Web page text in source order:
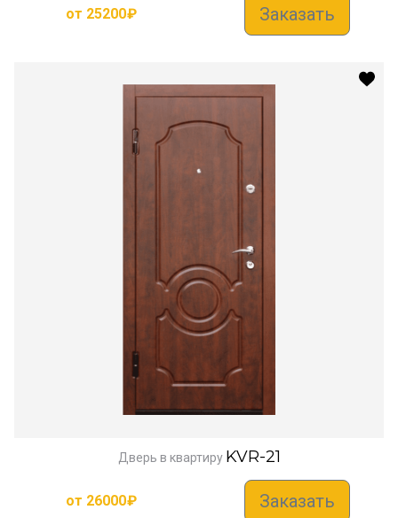
от 25200₽ Заказать
Дверь в квартиру KVR-21
от 26000₽ Заказать